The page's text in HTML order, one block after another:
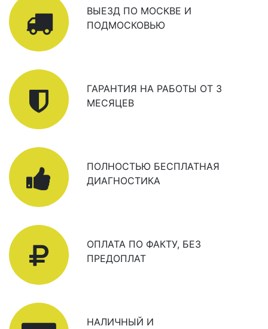
ВЫЕЗД ПО МОСКВЕ И
ПОДМОСКОВЬЮ
ГАРАНТИЯ НА РАБОТЫ ОТ 3
МЕСЯЦЕВ
ПОЛНОСТЬЮ БЕСПЛАТНАЯ
ДИАГНОСТИКА
ОПЛАТА ПО ФАКТУ, БЕЗ
ПРЕДОПЛАТ
НАЛИЧНЫЙ И